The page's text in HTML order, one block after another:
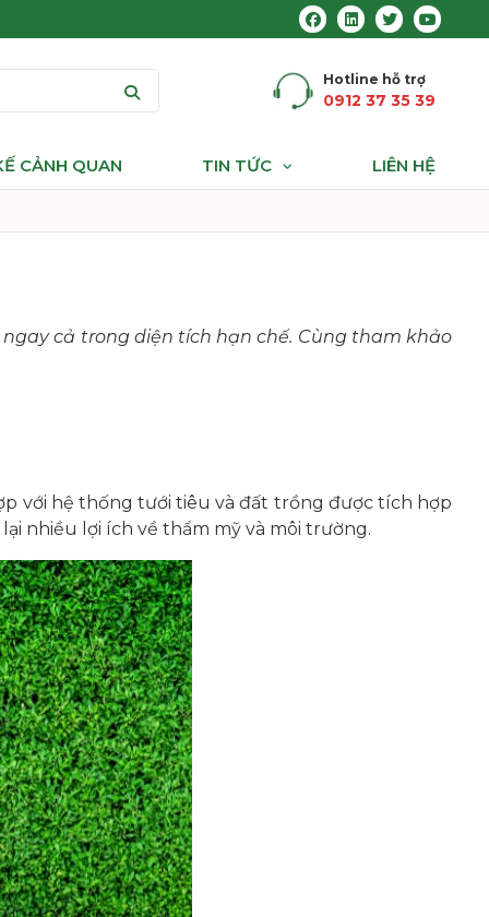
Hotline hỗ trợ
0912 37 35 39
CẢNH QUAN TIN TỨC LIÊN HỆ
cả trong diện tích hạn chế. Cùng tham khảo
với hệ thống tưới tiêu và đất trồng được tích hợp
nhiều lợi ích về thẩm mỹ và môi trường.